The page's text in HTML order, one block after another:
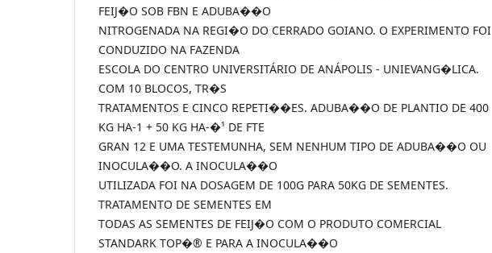
FEIJ�O SOB FBN E ADUBA��O
NITROGENADA NA REGI�O DO CERRADO GOIANO. O EXPERIMENTO FOI
CONDUZIDO NA FAZENDA
ESCOLA DO CENTRO UNIVERSITÁRIO DE ANÁPOLIS - UNIEVANG�LICA.
COM 10 BLOCOS, TR�S
TRATAMENTOS E CINCO REPETI��ES. ADUBA��O DE PLANTIO DE 400
KG HA-1 + 50 KG HA-�¹ DE FTE
GRAN 12 E UMA TESTEMUNHA, SEM NENHUM TIPO DE ADUBA��O OU
INOCULA��O. A INOCULA��O
UTILIZADA FOI NA DOSAGEM DE 100G PARA 50KG DE SEMENTES.
TRATAMENTO DE SEMENTES EM
TODAS AS SEMENTES DE FEIJ�O COM O PRODUTO COMERCIAL
STANDARK TOP�® E PARA A INOCULA��O